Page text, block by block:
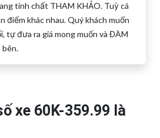
tính chất THAM KHẢO. Tuỳ cá
điểm khác nhau. Quý khách muốn
tự đưa ra giá mong muốn và ĐÀM
bên.
xe 60K-359.99 là